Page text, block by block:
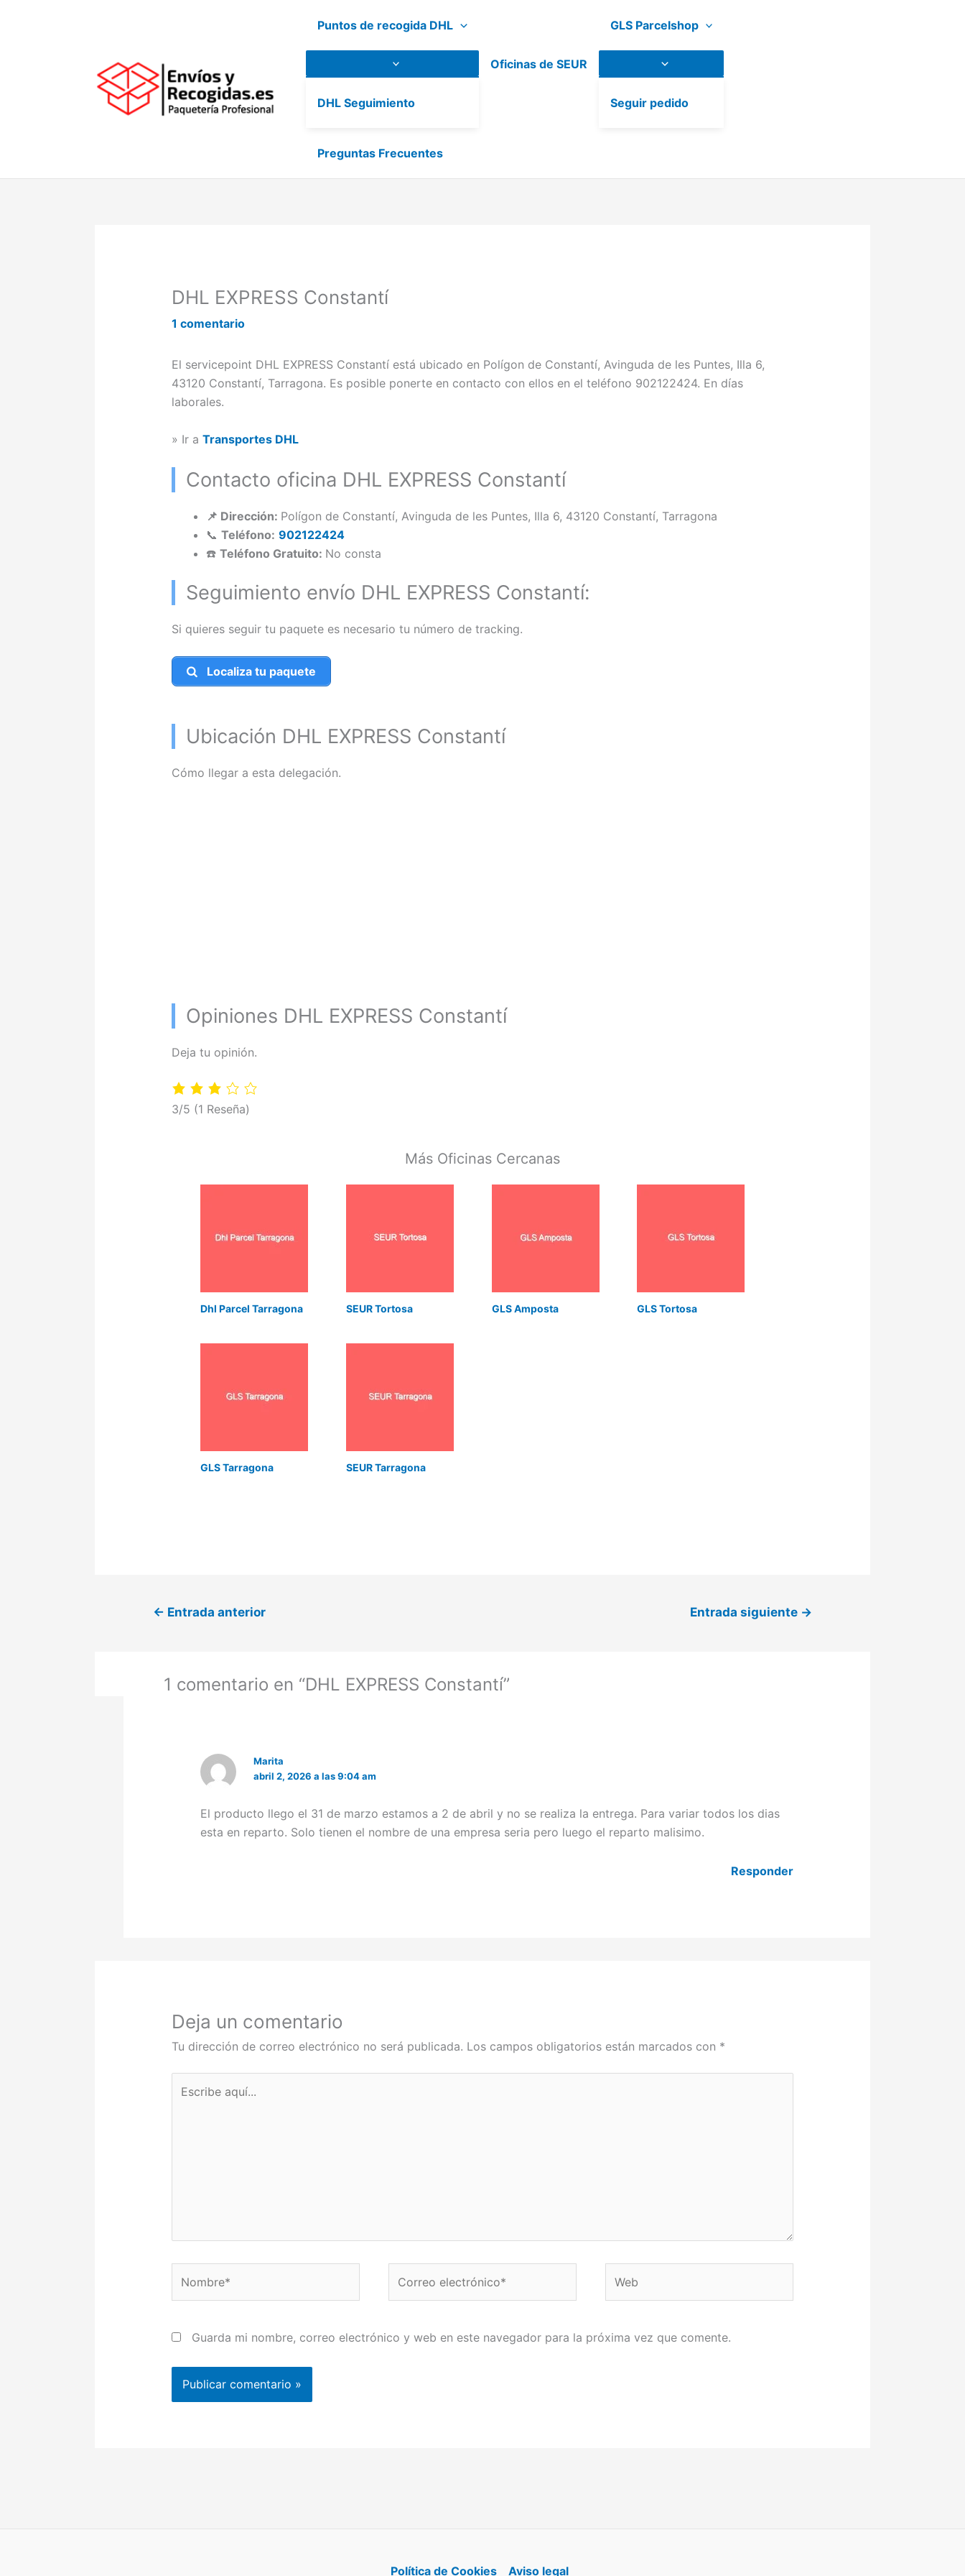
Puntos de recogida DHL
DHL Seguimiento
Oficinas de SEUR
GLS Parcelshop
Seguir pedido
Preguntas Frecuentes
DHL EXPRESS Constantí
1 comentario
El servicepoint DHL EXPRESS Constantí está ubicado en Polígon de Constantí, Avinguda de les Puntes, Illa 6,
43120 Constantí, Tarragona. Es posible ponerte en contacto con ellos en el teléfono 902122424. En días
laborales.
» Ir a Transportes DHL
Contacto oficina DHL EXPRESS Constantí
📌 Dirección: Polígon de Constantí, Avinguda de les Puntes, Illa 6, 43120 Constantí, Tarragona
📞 Teléfono: 902122424
☎️ Teléfono Gratuito: No consta
Seguimiento envío DHL EXPRESS Constantí:
Si quieres seguir tu paquete es necesario tu número de tracking.
Localiza tu paquete
Ubicación DHL EXPRESS Constantí
Cómo llegar a esta delegación.
Opiniones DHL EXPRESS Constantí
Deja tu opinión.
3/5 (1 Reseña)
Más Oficinas Cercanas
Dhl Parcel Tarragona SEUR Tortosa GLS Amposta GLS Tortosa
GLS Tarragona SEUR Tarragona
← Entrada anterior Entrada siguiente →
1 comentario en “DHL EXPRESS Constantí”
Marita
abril 2, 2026 a las 9:04 am
El producto llego el 31 de marzo estamos a 2 de abril y no se realiza la entrega. Para variar todos los dias
esta en reparto. Solo tienen el nombre de una empresa seria pero luego el reparto malisimo.
Responder
Deja un comentario
Tu dirección de correo electrónico no será publicada. Los campos obligatorios están marcados con *
aquí...
electrónico*
Guarda mi nombre, correo electrónico y web en este navegador para la próxima vez que comente.
Política de Cookies Aviso legal